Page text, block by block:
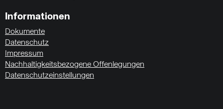
Informationen
Dokumente
Datenschutz
Impressum
Nachhaltigkeitsbezogene Offenlegungen
Datenschutzeinstellungen